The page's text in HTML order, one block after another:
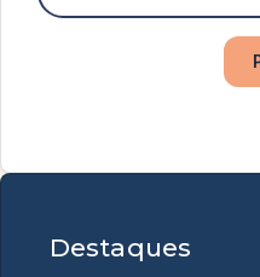
Destaques